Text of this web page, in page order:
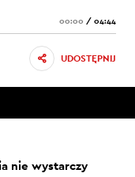
00:00 / 04:44
UDOSTĘPNIJ
nie wystarczy